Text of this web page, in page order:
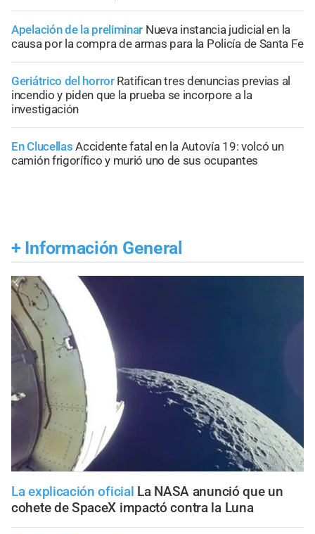
Apelación de la preliminar Nueva instancia judicial en la
causa por la compra de armas para la Policía de Santa Fe
Geriátrico del horror Ratifican tres denuncias previas al
incendio y piden que la prueba se incorpore a la
investigación
En Clucellas Accidente fatal en la Autovía 19: volcó un
camión frigorífico y murió uno de sus ocupantes
+ Información General
La explicación oficial La NASA anunció que un
cohete de SpaceX impactó contra la Luna